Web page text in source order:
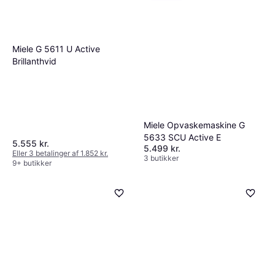
Miele G 5611 U Active
Brillanthvid
5.555 kr.
Eller 3 betalinger af 1.852 kr.
9+ butikker
Miele Opvaskemaskine G
5633 SCU Active E
5.499 kr.
3 butikker